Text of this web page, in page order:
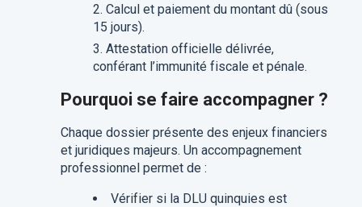
Calcul et paiement du montant dû (sous
15 jours).
Attestation officielle délivrée,
conférant l’immunité fiscale et pénale.
Pourquoi se faire accompagner ?
Chaque dossier présente des enjeux financiers
et juridiques majeurs. Un accompagnement
professionnel permet de :
Vérifier si la DLU quinquies est